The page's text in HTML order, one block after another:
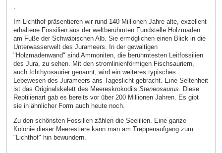
.
Im Lichthof präsentieren wir rund 140 Millionen Jahre alte, exzellent
erhaltene Fossilien aus der weltberühmten Fundstelle Holzmaden
am Fuße der Schwäbischen Alb. Sie ermöglichen einen Blick in die
Unterwasserwelt des Jurameers. In der gewaltigen
"Holzmadenwand" sind Ammoniten, die berühmtesten Leitfossilien
des Jura, zu sehen. Mit den stromlinienförmigen Fischsauriern,
auch Ichthyosaurier genannt, wird ein weiteres typisches
Lebewesen des Jurameers ans Tageslicht gebracht. Eine Seltenheit
ist das Originalskelett des Meereskrokodils Steneosaurus. Diese
Reptilienart gab es bereits vor über 200 Millionen Jahren. Es gibt
sie in ähnlicher Form auch heute noch.
Zu den schönsten Fossilien zählen die Seelilien. Eine ganze
Kolonie dieser Meerestiere kann man am Treppenaufgang zum
"Lichthof" hin bewundern.